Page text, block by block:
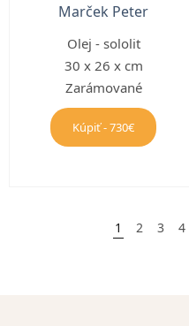
Marček Peter
Olej - sololit
30 x 26 x cm
Zarámované
Kúpiť - 730€
1 2 3 4